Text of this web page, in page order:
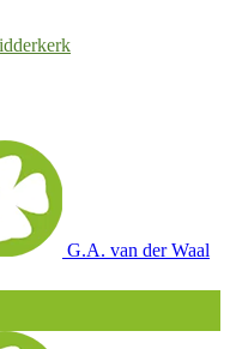
G.A. van der Waal